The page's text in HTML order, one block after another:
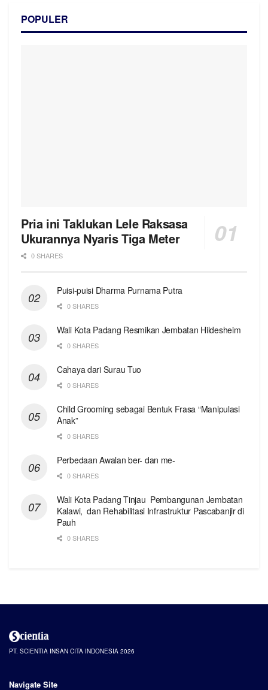
POPULER
Pria ini Taklukan Lele Raksasa
Ukurannya Nyaris Tiga Meter
0 SHARES
Puisi-puisi Dharma Purnama Putra
0 SHARES
Wali Kota Padang Resmikan Jembatan Hildesheim
0 SHARES
Cahaya dari Surau Tuo
0 SHARES
Child Grooming sebagai Bentuk Frasa “Manipulasi
Anak”
0 SHARES
Perbedaan Awalan ber- dan me-
0 SHARES
Wali Kota Padang Tinjau Pembangunan Jembatan
Kalawi, dan Rehabilitasi Infrastruktur Pascabanjir di
Pauh
0 SHARES
PT. SCIENTIA INSAN CITA INDONESIA 2026
Navigate Site